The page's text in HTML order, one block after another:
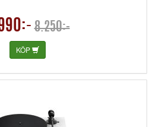
8.250:-
KÖP